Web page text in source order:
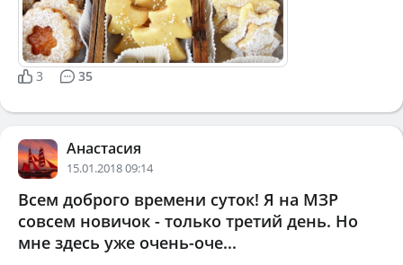
3 35
Анастасия
15.01.2018 09:14
Всем доброго времени суток! Я на МЗР
совсем новичок - только третий день. Но
мне здесь уже очень-оче...